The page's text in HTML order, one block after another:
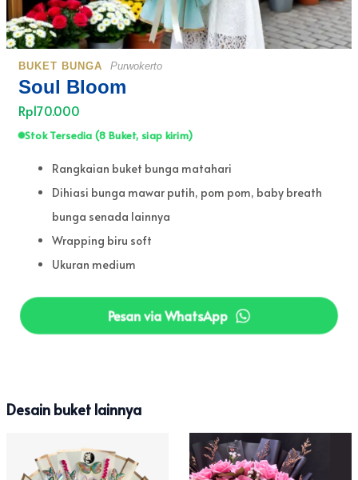
BUKET BUNGA
Soul Bloom
Purwokerto
Rp170.000
Stok Tersedia (8 Buket, siap kirim)
Rangkaian buket bunga matahari
Dihiasi bunga mawar putih, pom pom, baby breath
bunga senada lainnya
Wrapping biru soft
Ukuran medium
Pesan via WhatsApp
Desain buket lainnya